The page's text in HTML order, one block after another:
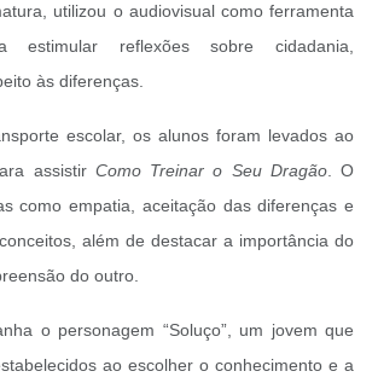
utilizou o audiovisual como ferramenta
estimular reflexões sobre cidadania,
às diferenças.
escolar, os alunos foram levados ao
assistir Como Treinar o Seu Dragão. O
como empatia, aceitação das diferenças e
além de destacar a importância do
do outro.
o personagem “Soluço”, um jovem que
ao escolher o conhecimento e a